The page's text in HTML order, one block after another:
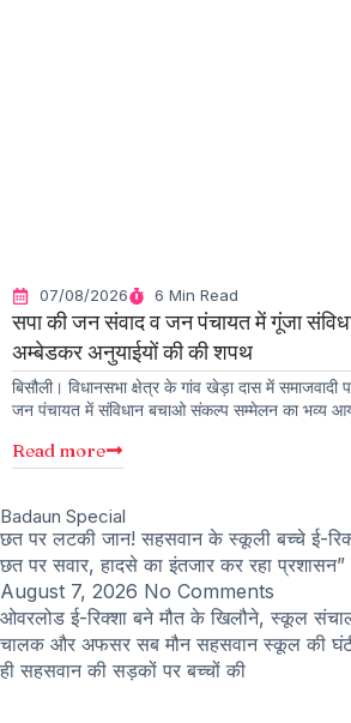
07/08/2026 6 Min Read
सपा की जन संवाद व जन पंचायत में गूंजा
अम्बेडकर अनुयाईयों की की शपथ
बिसौली। विधानसभा क्षेत्र के गांव खेड़ा दास में समाजवादी
जन पंचायत में संविधान बचाओ संकल्प सम्मेलन का भव्य
Read more
Badaun Special
छत पर लटकी जान! सहसवान के स्कूली बच्चे ई-
छत पर सवार, हादसे का इंतजार कर रहा प्रशासन”
August 7, 2026 No Comments
ओवरलोड ई-रिक्शा बने मौत के खिलौने, स्कूल
चालक और अफसर सब मौन सहसवान स्कूल की
ही सहसवान की सड़कों पर बच्चों की